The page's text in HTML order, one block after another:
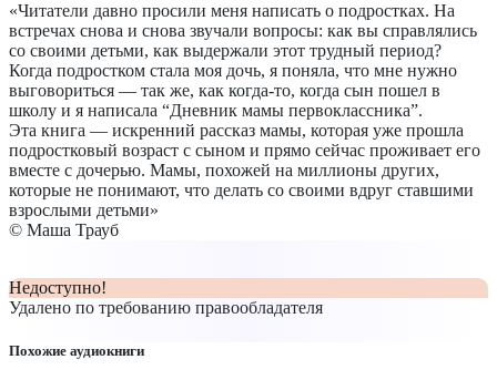
«Читатели давно просили меня написать о подростках. На
встречах снова и снова звучали вопросы: как вы справлялись
со своими детьми, как выдержали этот трудный период?
Когда подростком стала моя дочь, я поняла, что мне нужно
выговориться — так же, как когда-то, когда сын пошел в
школу и я написала “Дневник мамы первоклассника”.
Эта книга — искренний рассказ мамы, которая уже прошла
подростковый возраст с сыном и прямо сейчас проживает его
вместе с дочерью. Мамы, похожей на миллионы других,
которые не понимают, что делать со своими вдруг ставшими
взрослыми детьми»
© Маша Трауб
Недоступно!
Удалено по требованию правообладателя
Похожие аудиокниги